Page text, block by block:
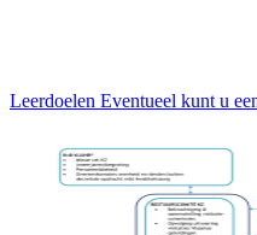
Leerdoelen Eventueel kunt u